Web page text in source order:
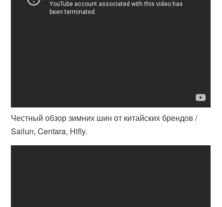
Честный обзор зимних шин от китайских брендов /
Sailun, Centara, Hifly.